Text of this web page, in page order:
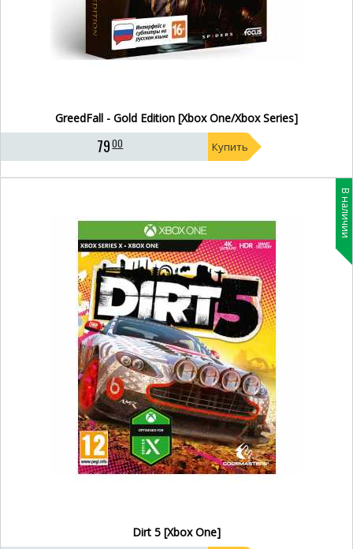
GreedFall - Gold Edition [Xbox One/Xbox Series]
7900 Купить
В наличии
Dirt 5 [Xbox One]